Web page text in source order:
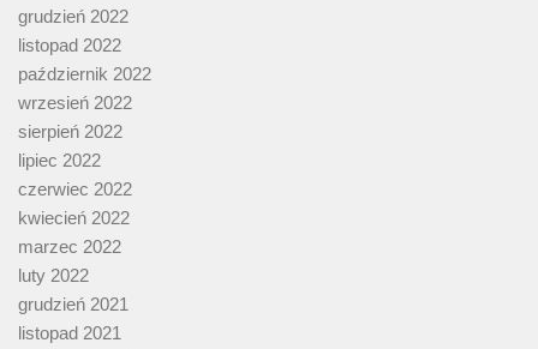
grudzień 2022
listopad 2022
październik 2022
wrzesień 2022
sierpień 2022
lipiec 2022
czerwiec 2022
kwiecień 2022
marzec 2022
luty 2022
grudzień 2021
listopad 2021